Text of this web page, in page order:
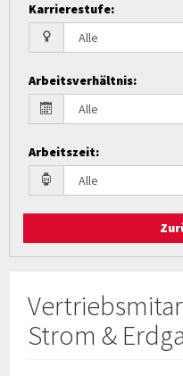
Karrierestufe:
Arbeitsverhältnis:
Arbeitszeit:
Strom &